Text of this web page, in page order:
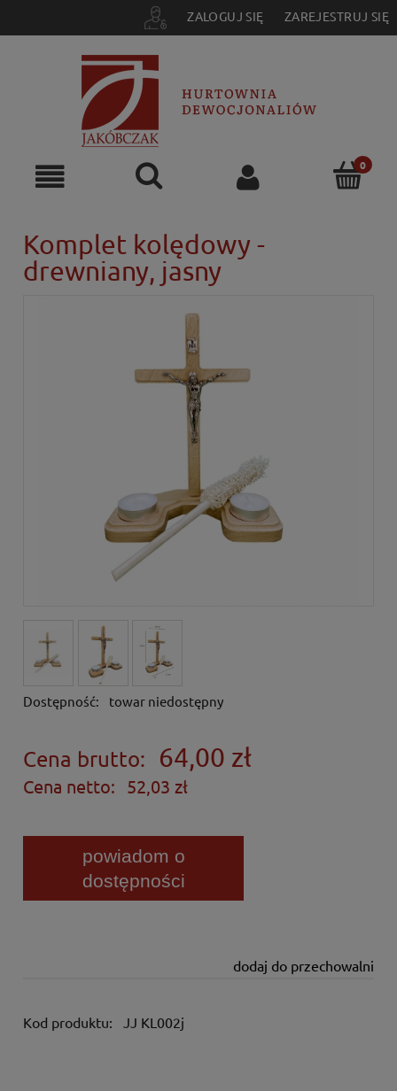
ZALOGUJ SIĘ ZAREJESTRUJ SIĘ
Komplet kolędowy -
drewniany, jasny
Dostępność: towar niedostępny
Cena brutto: 64,00 zł
Cena netto: 52,03 zł
powiadom o
dostępności
dodaj do przechowalni
Kod produktu: JJ KL002j